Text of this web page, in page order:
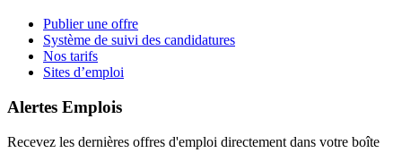
Publier une offre
Système de suivi des candidatures
Nos tarifs
Sites d’emploi
Alertes Emplois
Recevez les dernières offres d'emploi directement dans votre boîte